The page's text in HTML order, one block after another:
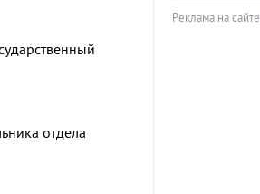
отдела
Реклама на сайте